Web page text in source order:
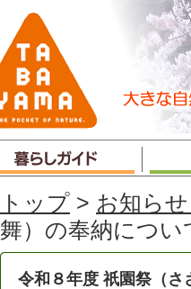
トップ > お知ら
舞）の奉納につい
令和８年度 祇園祭（さ